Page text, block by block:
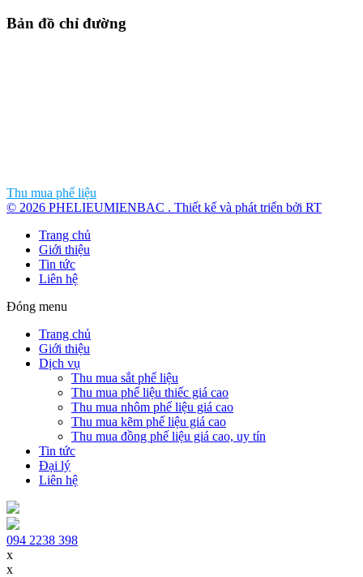
Bản đồ chỉ đường
Thu mua phế liệu
© 2026 PHELIEUMIENBAC . Thiết kế và phát triển bởi RT
Trang chủ
Giới thiệu
Tin tức
Liên hệ
Đóng menu
Trang chủ
Giới thiệu
Dịch vụ
Thu mua sắt phế liệu
Thu mua phế liệu thiếc giá cao
Thu mua nhôm phế liệu giá cao
Thu mua kẽm phế liệu giá cao
Thu mua đồng phế liệu giá cao, uy tín
Tin tức
Đại lý
Liên hệ
094 2238 398
x
x